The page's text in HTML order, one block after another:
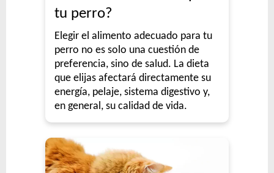
tu perro?
Elegir el alimento adecuado para tu
perro no es solo una cuestión de
preferencia, sino de salud. La dieta
que elijas afectará directamente su
energía, pelaje, sistema digestivo y,
en general, su calidad de vida.